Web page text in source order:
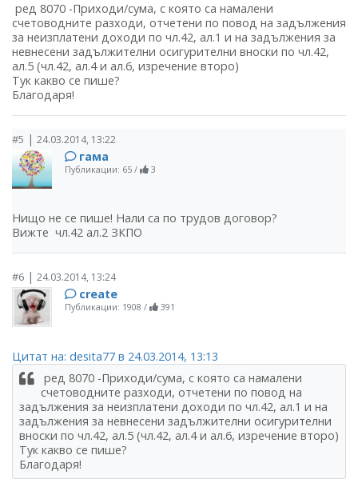
ред 8070 -Приходи/сума, с която са намалени
счетоводните разходи, отчетени по повод на задължения
за неизплатени доходи по чл.42, ал.1 и на задължения за
невнесени задължителни осигурителни вноски по чл.42,
ал.5 (чл.42, ал.4 и ал.6, изречение второ)
Тук какво се пише?
Благодаря!
#5 | 24.03.2014, 13:22
гама
Публикации: 65 / 3
Нищо не се пише! Нали са по трудов договор?
Вижте чл.42 ал.2 ЗКПО
#6 | 24.03.2014, 13:24
create
Публикации: 1908 / 391
Цитат на: desita77 в 24.03.2014, 13:13
ред 8070 -Приходи/сума, с която са намалени
счетоводните разходи, отчетени по повод на
задължения за неизплатени доходи по чл.42, ал.1 и на
задължения за невнесени задължителни осигурителни
вноски по чл.42, ал.5 (чл.42, ал.4 и ал.6, изречение второ)
Тук какво се пише?
Благодаря!